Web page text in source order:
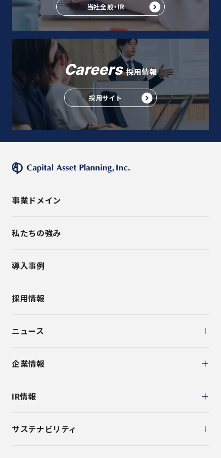
当社全般・IR
Careers 採用情報
採用サイト
事業ドメイン
私たちの強み
導入事例
採用情報
ニュース
企業情報
IR情報
サステナビリティ